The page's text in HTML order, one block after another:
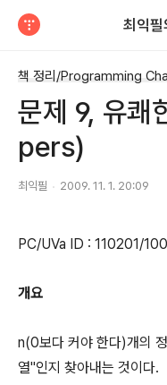
최익필
문제 9, 유
pers)
최익필 2009. 11. 1. 20:09
PC/UVa ID : 110201/
개요
n(0보다 커야 한다)개의
열"인지 찾아내는 것이다.